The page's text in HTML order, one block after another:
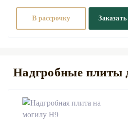
В рассрочку
Надгробные плиты